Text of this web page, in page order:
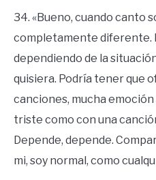
34. «Bueno, cuando canto
completamente diferente.
dependiendo de la
quisiera. Podría tener que
canciones, mucha emoción
triste como con una
Depende, depende.
mi, soy normal, como